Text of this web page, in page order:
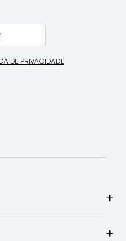
DE PRIVACIDADE
VajillasElectrodomésticos